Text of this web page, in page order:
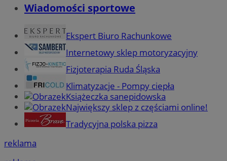
Wiadomości sportowe
Ekspert Biuro Rachunkowe
Internetowy sklep motoryzacyjny
Fizjoterapia Ruda Śląska
Klimatyzacje - Pompy ciepła
Książeczka sanepidowska
Największy sklep z częściami online!
Tradycyjna polska pizza
reklama